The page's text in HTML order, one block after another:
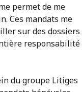
permet de me
Ces mandats me
sur des dossiers
responsabilité
du groupe Litiges